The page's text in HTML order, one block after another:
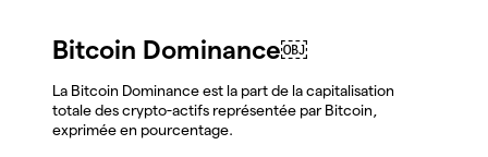
Bitcoin Dominance￼
La Bitcoin Dominance est la part de la capitalisation
totale des crypto-actifs représentée par Bitcoin,
exprimée en pourcentage.